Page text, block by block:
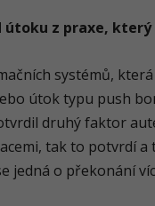
z praxe, který
systémů,
útok typu push
druhý faktor
tak to potvrdí
jedná o překonání